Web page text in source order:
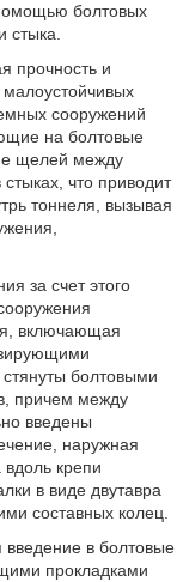
болтовых
стыка.
прочность и
малоустойчивых
сооружений
на болтовые
щелей между
что приводит
тоннеля, вызывая
за счет этого
включающая
болтовыми
причем между
введены
наружная
крепи
в виде двутавра
составных колец.
в болтовые
прокладками